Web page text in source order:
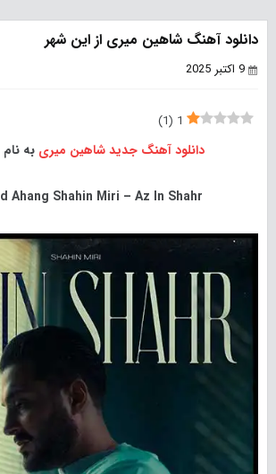
دانلود آهنگ شاهین میری از این شهر
9 اکتبر 2025
1
(
1
)
دانلود آهنگ جدید شاهین میری به
Ahang Shahin Miri – Az In Shahr